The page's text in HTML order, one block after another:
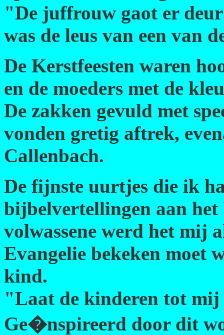
"De juffrouw gaot er
was de leus van een van
De Kerstfeesten waren
en de moeders met de
De zakken gevuld met
vonden gretig aftrek,
Callenbach.
De fijnste uurtjes die ik
bijbelvertellingen aan het
volwassene werd het mij
Evangelie bekeken moet
kind.
"Laat de kinderen tot
Ge�nspireerd door dit